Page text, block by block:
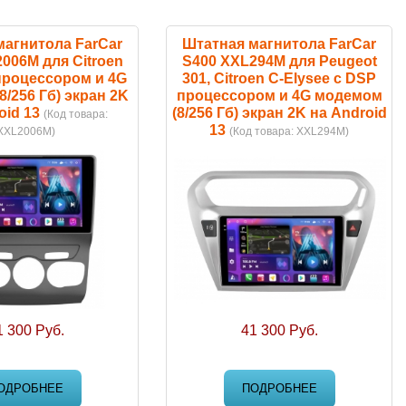
FarCar
для Citroen
и 4G
256 Гб) экран 2K
13 (Код товара:
)
300 Руб.
Штатная магнитола FarCar
S400 XXL294M для Peugeot
301, Citroen C-Elysee с DSP
процессором и 4G модемом
(8/256 Гб) экран 2K на Android
13 (Код товара: XXL294M)
41 300 Руб.
ПОДРОБНЕЕ